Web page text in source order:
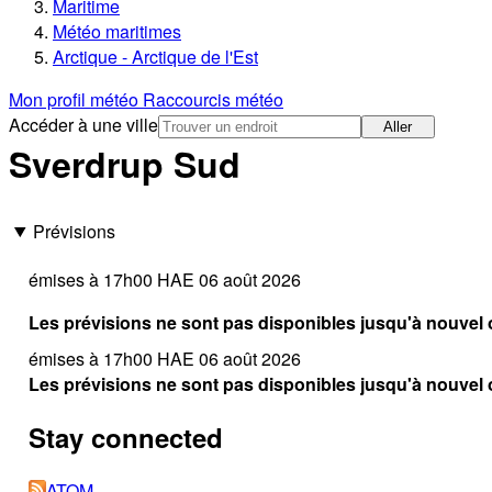
Maritime
Météo maritimes
Arctique - Arctique de l'Est
Mon profil météo Raccourcis météo
Accéder à une ville
Aller
Sverdrup Sud
Prévisions
émises à 17h00 HAE 06 août 2026
Les prévisions ne sont pas disponibles jusqu'à nouvel
émises à 17h00 HAE 06 août 2026
Les prévisions ne sont pas disponibles jusqu'à nouvel
Stay connected